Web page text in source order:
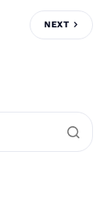
NEXT